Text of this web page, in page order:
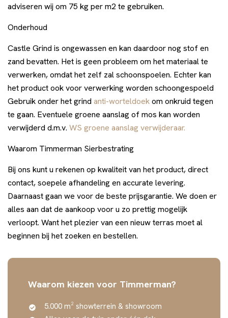
adviseren wij om 75 kg per m2 te gebruiken.
Onderhoud
Castle Grind is ongewassen en kan daardoor nog stof en
zand bevatten. Het is geen probleem om het materiaal te
verwerken, omdat het zelf zal schoonspoelen. Echter kan
het product ook voor verwerking worden schoongespoeld
Gebruik onder het grind anti-worteldoekom onkruid tegen
te gaan. Eventuele groene aanslag of mos kan worden
verwijderd d.m.v. WS groene aanslag verwijderaar.
Waarom Timmerman Sierbestrating
Bij ons kunt u rekenen op kwaliteit van het product, direct
contact, soepele afhandeling en accurate levering.
Daarnaast gaan we voor de beste prijsgarantie. We doen er
alles aan dat de aankoop voor u zo prettig mogelijk
verloopt. Want het plezier van een nieuw terras moet al
beginnen bij het zoeken en bestellen.
Waarom kiezen voor Timmerman?
5.000 m² showterrein & showroom